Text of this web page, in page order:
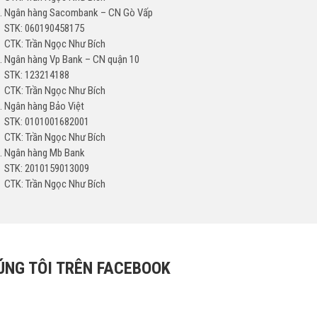
Ngân hàng Sacombank – CN Gò Vấp
STK: 060190458175
CTK: Trần Ngọc Như Bích
Ngân hàng Vp Bank – CN quận 10
STK: 123214188
CTK: Trần Ngọc Như Bích
Ngân hàng Bảo Việt
STK: 0101001682001
CTK: Trần Ngọc Như Bích
Ngân hàng Mb Bank
STK: 2010159013009
CTK: Trần Ngọc Như Bích
TÔI TRÊN FACEBOOK